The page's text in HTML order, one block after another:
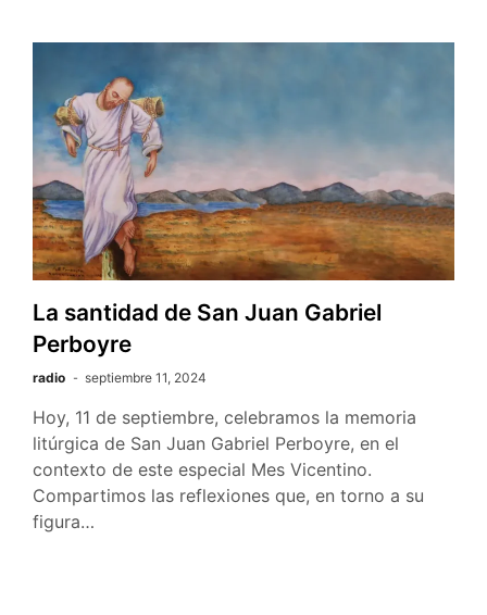
La santidad de San Juan Gabriel
Perboyre
radio septiembre 11, 2024
Hoy, 11 de septiembre, celebramos la memoria
litúrgica de San Juan Gabriel Perboyre, en el
contexto de este especial Mes Vicentino.
Compartimos las reflexiones que, en torno a su
figura…